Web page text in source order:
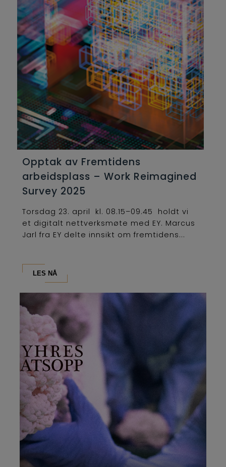
Opptak av Fremtidens
arbeidsplass – Work Reimagined
Survey 2025
Torsdag 23. april kl. 08.15–09.45 holdt vi
et digitalt nettverksmøte med EY. Marcus
Jarl fra EY delte innsikt om fremtidens...
LES NÅ